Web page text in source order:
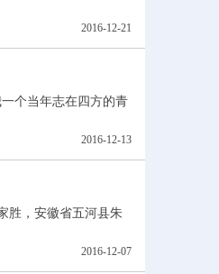
2016-12-21
当年志在四方的青
2016-12-13
，安徽省五河县朱
2016-12-07